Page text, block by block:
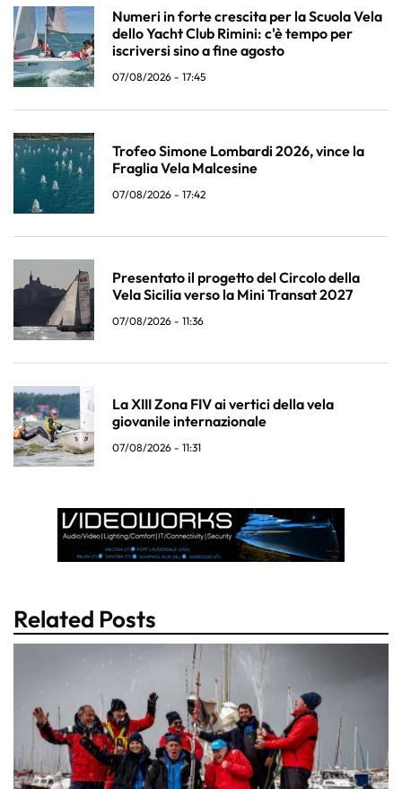
Numeri in forte crescita per la Scuola Vela
dello Yacht Club Rimini: c'è tempo per
iscriversi sino a fine agosto
07/08/2026 - 17:45
Trofeo Simone Lombardi 2026, vince la
Fraglia Vela Malcesine
07/08/2026 - 17:42
Presentato il progetto del Circolo della
Vela Sicilia verso la Mini Transat 2027
07/08/2026 - 11:36
La XIII Zona FIV ai vertici della vela
giovanile internazionale
07/08/2026 - 11:31
Related Posts